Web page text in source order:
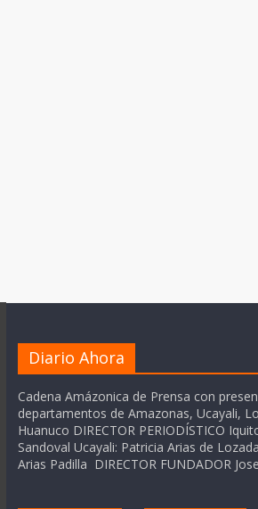
Diario Ahora
Cadena Amázonica de Prensa con
departamentos de Amazonas, Ucayali,
Huanuco DIRECTOR PERIODÍSTICO
Sandoval Ucayali: Patricia Arias de
Arias Padilla DIRECTOR FUNDADOR